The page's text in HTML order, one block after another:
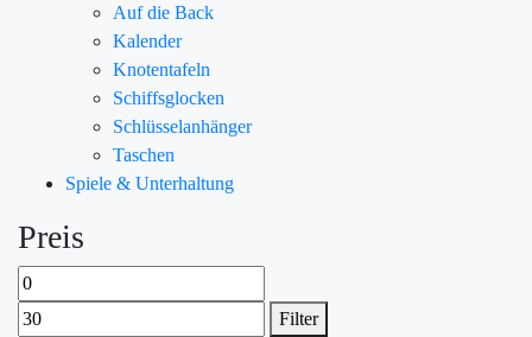
Auf die Back
Kalender
Knotentafeln
Schiffsglocken
Schlüsselanhänger
Taschen
Spiele & Unterhaltung
Preis
Filter